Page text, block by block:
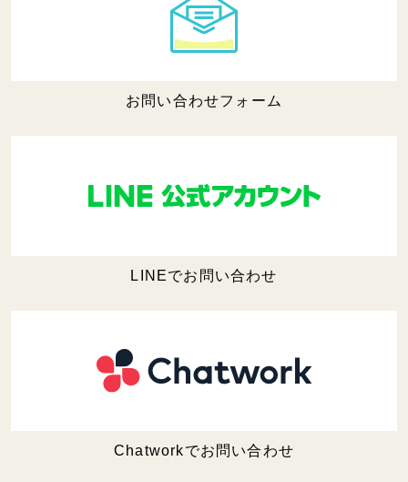
お問い合わせフォーム
LINEでお問い合わせ
Chatworkでお問い合わせ